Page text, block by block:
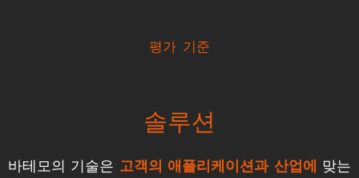
평가 기준
솔루션
바테모의 기술은 고객의 애플리케이션과 산업에 맞는